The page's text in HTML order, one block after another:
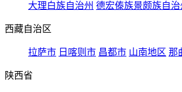
大理白族自治州 德宏傣族景颇族自治
西藏自治区
拉萨市 日喀则市 昌都市 山南地区 那
陕西省